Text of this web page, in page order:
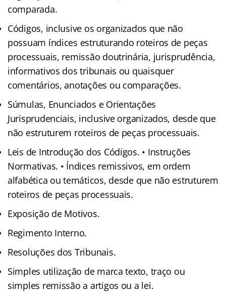
comparada.
Códigos, inclusive os organizados que não
possuam índices estruturando roteiros de peças
processuais, remissão doutrinária, jurisprudência,
informativos dos tribunais ou quaisquer
comentários, anotações ou comparações.
Súmulas, Enunciados e Orientações
Jurisprudenciais, inclusive organizados, desde que
não estruturem roteiros de peças processuais.
Leis de Introdução dos Códigos. • Instruções
Normativas. • Índices remissivos, em ordem
alfabética ou temáticos, desde que não estruturem
roteiros de peças processuais.
Exposição de Motivos.
Regimento Interno.
Resoluções dos Tribunais.
Simples utilização de marca texto, traço ou
simples remissão a artigos ou a lei.